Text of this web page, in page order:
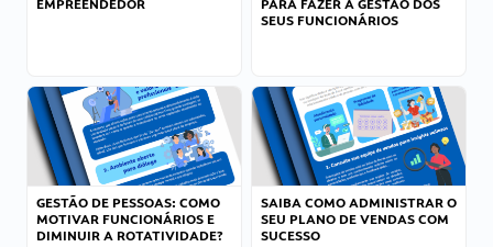
EMPREENDEDOR
PARA FAZER A GESTÃO DOS
SEUS FUNCIONÁRIOS
GESTÃO DE PESSOAS: COMO
MOTIVAR FUNCIONÁRIOS E
DIMINUIR A ROTATIVIDADE?
SAIBA COMO ADMINISTRAR O
SEU PLANO DE VENDAS COM
SUCESSO